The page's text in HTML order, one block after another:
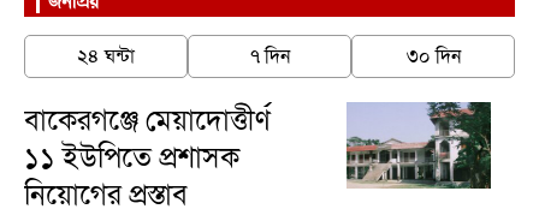
২৪ ঘন্টা ৭ দিন ৩০ দিন
বাকেরগঞ্জে মেয়াদোত্তীর্ণ
১১ ইউপিতে প্রশাসক
নিয়োগের প্রস্তাব